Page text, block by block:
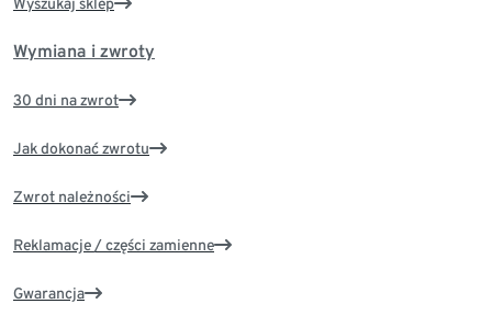
Wymiana i zwroty
30 dni na zwrot
Jak dokonać zwrotu
Zwrot należności
Reklamacje / części zamienne
Gwarancja